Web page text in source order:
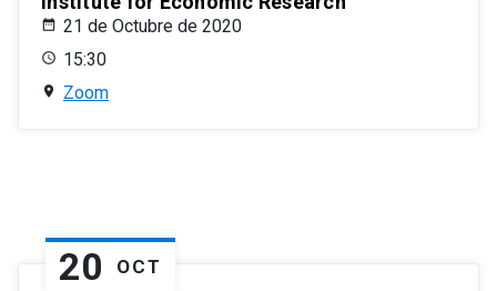
21 de Octubre de 2020
15:30
Zoom
20 OCT